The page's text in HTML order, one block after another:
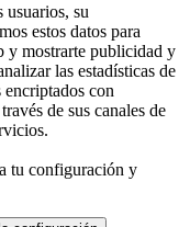
usuarios, su
estos datos para
y mostrarte publicidad y
las estadísticas de
encriptados con
de sus canales de
tu configuración y